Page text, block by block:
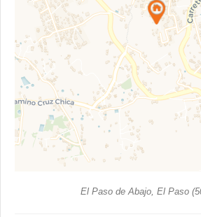
El Paso de Abajo, El Paso